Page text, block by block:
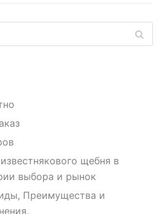
щебня в
выбора и рынок
Преимущества и